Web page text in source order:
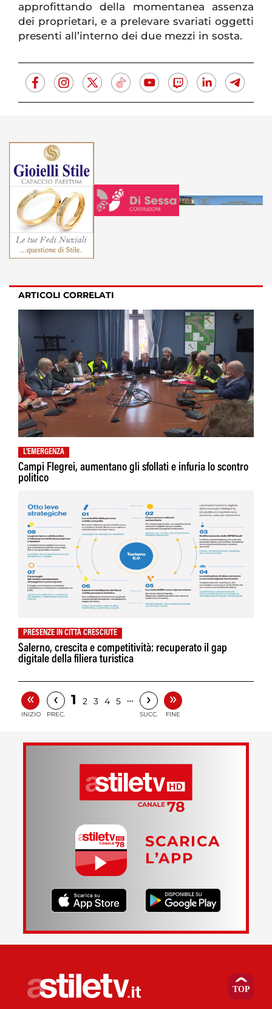
approfittando della momentanea assenza
dei proprietari, e a prelevare svariati oggetti
presenti all’interno dei due mezzi in sosta.
ARTICOLI CORRELATI
L'EMERGENZA
Campi Flegrei, aumentano gli sfollati e infuria lo scontro
politico
PRESENZE IN CITTÀ CRESCIUTE
Salerno, crescita e competitività: recuperato il gap
digitale della filiera turistica
«
INIZIO
‹
PREC.
1 2 3 4 5 … ›
SUCC.
»
FINE
SCARICA
L’APP